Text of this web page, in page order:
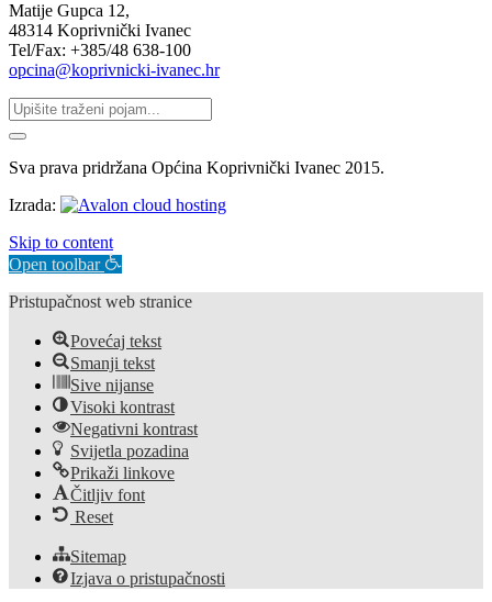
Matije Gupca 12,
48314 Koprivnički Ivanec
Tel/Fax: +385/48 638-100
opcina@koprivnicki-ivanec.hr
Sva prava pridržana Općina Koprivnički Ivanec 2015.
Izrada:
Skip to content
Open toolbar
Pristupačnost web stranice
Povećaj tekst
Smanji tekst
Sive nijanse
Visoki kontrast
Negativni kontrast
Svijetla pozadina
Prikaži linkove
Čitljiv font
Reset
Sitemap
Izjava o pristupačnosti